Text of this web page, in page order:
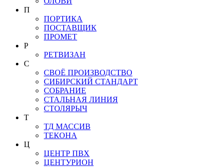
П
ПОРТИКА
ПОСТАВЩИК
ПРОМЕТ
Р
РЕТВИЗАН
С
СВОЁ ПРОИЗВОДСТВО
СИБИРСКИЙ СТАНДАРТ
СОБРАНИЕ
СТАЛЬНАЯ ЛИНИЯ
СТОЛЯРЫЧ
Т
ТД МАССИВ
ТЕКОНА
Ц
ЦЕНТР ПВХ
ЦЕНТУРИОН